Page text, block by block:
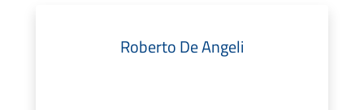
Roberto De Angeli